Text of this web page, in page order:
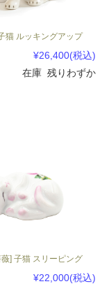
猫 ルッキングアップ
¥26,400(税込)
在庫 残りわずか
] 子猫 スリーピング
¥22,000(税込)